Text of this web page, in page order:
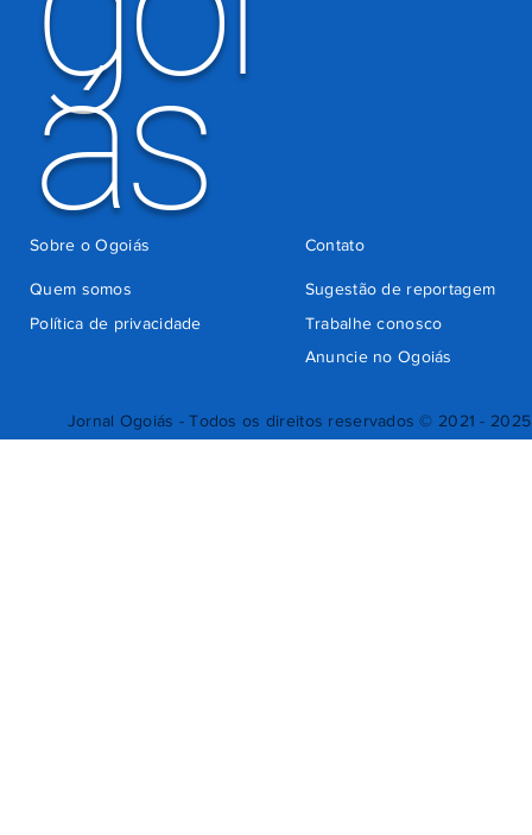
Jornal Ogoiás - Todos os direitos reservados © 2021 - 2025
ás
Quem somos
Sugestão de reportagem
Trabalhe conosco
Política de privacidade
Anuncie no Ogoiás
Contato
Sobre o Ogoiás